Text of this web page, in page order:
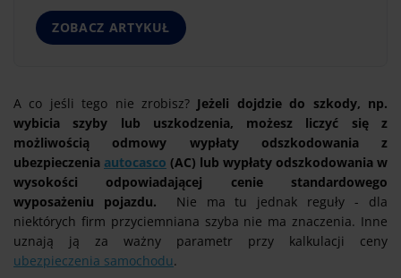
ZOBACZ ARTYKUŁ
A co jeśli tego nie zrobisz? Jeżeli dojdzie do szkody, np.
wybicia szyby lub uszkodzenia, możesz liczyć się z
możliwością odmowy wypłaty odszkodowania z
ubezpieczenia autocasco (AC) lub wypłaty odszkodowania w
wysokości odpowiadającej cenie standardowego
wyposażeniu pojazdu.
Nie ma tu jednak reguły - dla
niektórych firm przyciemniana szyba nie ma znaczenia. Inne
uznają ją za ważny parametr przy kalkulacji ceny
ubezpieczenia samochodu.